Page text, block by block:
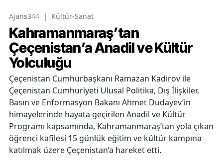
Ajans344 | Kültür-Sanat
Kahramanmaraş’tan
Çeçenistan’a Anadil ve Kültür
Yolculuğu
Çeçenistan Cumhurbaşkanı Ramazan Kadirov ile
Çeçenistan Cumhuriyeti Ulusal Politika, Dış İlişkiler,
Basın ve Enformasyon Bakanı Ahmet Dudayev’in
himayelerinde hayata geçirilen Anadil ve Kültür
Programı kapsamında, Kahramanmaraş’tan yola çıkan
öğrenci kafilesi 15 günlük eğitim ve kültür kampına
katılmak üzere Çeçenistan’a hareket etti.